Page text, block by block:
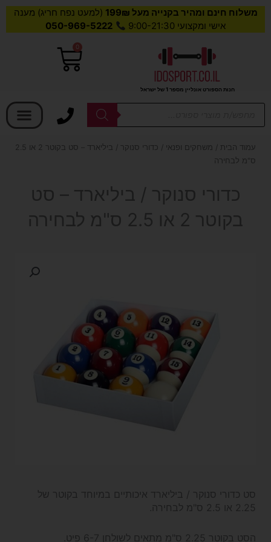
משלוח חינם ומהיר בקנייה מעל 199₪
(למעט נפח חריג) מענה
אישי ומקצועי 9:00-21:30
050-969-5222
חנות הספורט אונליין מספר 1 של ישראל
0
עגלת
Products
עמוד הבית / משחקים ופנאי
/ כדורי סנוקר / ביליארד – סט בקוטר 2 או 2.5
ס"מ לבחירה
כדורי סנוקר / ביליארד – סט
בקוטר 2 או 2.5 ס"מ לבחירה
סט כדורי סנוקר / ביליארד איכותיים במיוחד בקוטר של
2.25 או 2.5 ס"מ לבחירה.
הסט בקוטר 2.25 ס"מ מתאים לשולחן 6-7 פיט.